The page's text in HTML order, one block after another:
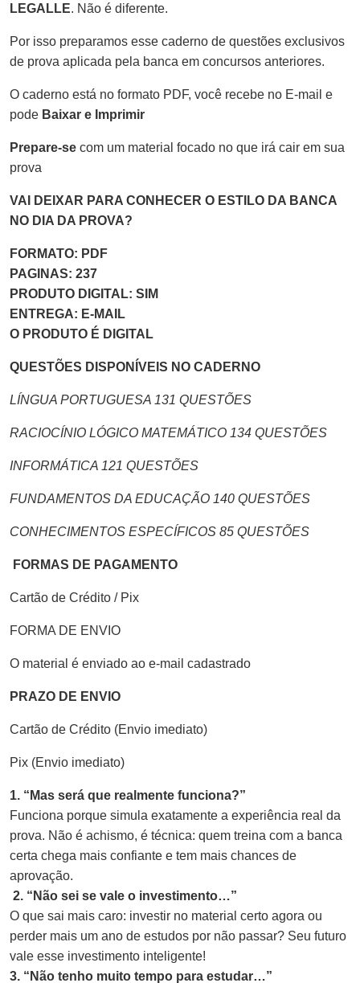
LEGALLE. Não é diferente.
Por isso preparamos esse caderno de questões exclusivos
de prova aplicada pela banca em concursos anteriores.
O caderno está no formato PDF, você recebe no E-mail e
pode Baixar e Imprimir
Prepare-se com um material focado no que irá cair em sua
prova
VAI DEIXAR PARA CONHECER O ESTILO DA BANCA
NO DIA DA PROVA?
FORMATO: PDF
PAGINAS: 237
PRODUTO DIGITAL: SIM
ENTREGA: E-MAIL
O PRODUTO É DIGITAL
QUESTÕES DISPONÍVEIS NO CADERNO
LÍNGUA PORTUGUESA 131 QUESTÕES
RACIOCÍNIO LÓGICO MATEMÁTICO 134 QUESTÕES
INFORMÁTICA 121 QUESTÕES
FUNDAMENTOS DA EDUCAÇÃO 140 QUESTÕES
CONHECIMENTOS ESPECÍFICOS 85 QUESTÕES
FORMAS DE PAGAMENTO
Cartão de Crédito / Pix
FORMA DE ENVIO
O material é enviado ao e-mail cadastrado
PRAZO DE ENVIO
Cartão de Crédito (Envio imediato)
Pix (Envio imediato)
1. “Mas será que realmente funciona?”
Funciona porque simula exatamente a experiência real da
prova. Não é achismo, é técnica: quem treina com a banca
certa chega mais confiante e tem mais chances de
aprovação.
2. “Não sei se vale o investimento…”
O que sai mais caro: investir no material certo agora ou
perder mais um ano de estudos por não passar? Seu futuro
vale esse investimento inteligente!
3. “Não tenho muito tempo para estudar…”